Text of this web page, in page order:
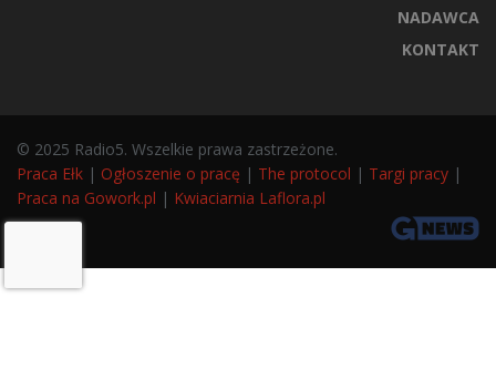
NADAWCA
KONTAKT
© 2025 Radio5. Wszelkie prawa zastrzeżone.
Praca Ełk | Ogłoszenie o pracę | The protocol | Targi pracy |
Praca na Gowork.pl | Kwiaciarnia Laflora.pl